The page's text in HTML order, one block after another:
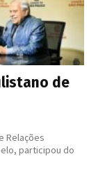
de
Relações
participou do